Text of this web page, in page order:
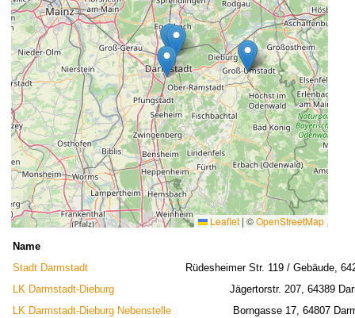
Leaflet | ©OpenStreetMap
Name
Stadt Darmstadt
Rüdesheimer Str. 119 / Gebäude,
LK Darmstadt-Dieburg
Jägertorstr. 207, 64389
LK Darmstadt-Dieburg Nebenstelle
Borngasse 17, 64807